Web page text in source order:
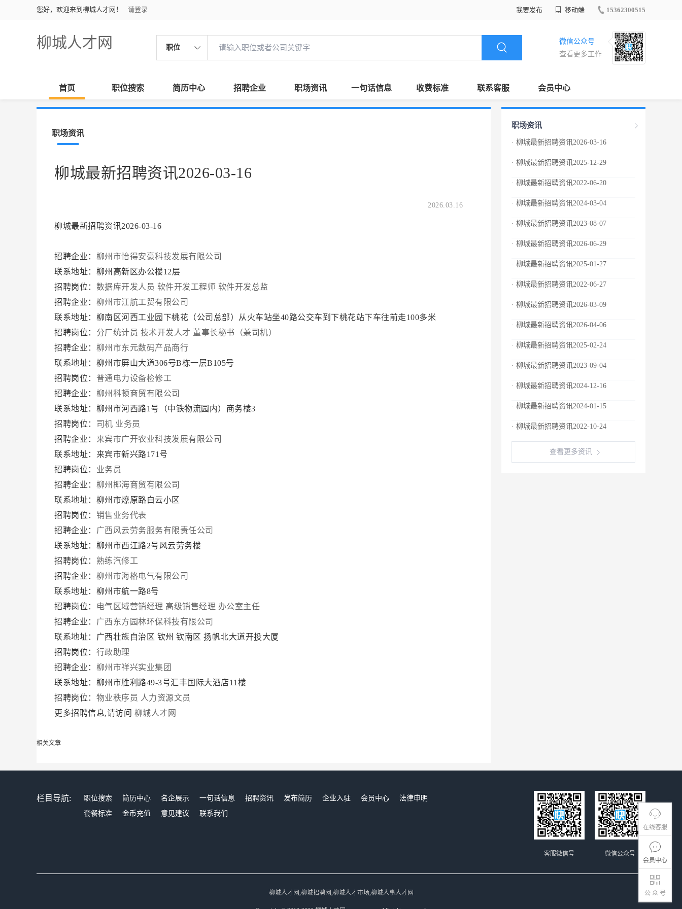
您好，欢迎来到柳城人才网！ 请登录 我要发布 移动端 15362300515
柳城人才网 职位
微信公众号
查看更多工作
首页 职位搜索 简历中心 招聘企业 职场资讯 一句话信息 收费标准 联系客服 会员中心
在线客服
会员中心
公 众 号
职场资讯
柳城最新招聘资讯2026-03-16
2026.03.16
柳城最新招聘资讯2026-03-16
招聘企业： 柳州市怡得安豪科技发展有限公司
联系地址：柳州高新区办公楼12层
招聘岗位： 数据库开发人员 软件开发工程师 软件开发总监
招聘企业： 柳州市江航工贸有限公司
联系地址：柳南区河西工业园下桃花（公司总部）从火车站坐40路公交车到下桃花站下车往前走100多米
招聘岗位： 分厂统计员 技术开发人才 董事长秘书（兼司机）
招聘企业： 柳州市东元数码产品商行
联系地址：柳州市屏山大道306号B栋一层B105号
招聘岗位： 普通电力设备检修工
招聘企业： 柳州科顿商贸有限公司
联系地址：柳州市河西路1号（中铁物流园内）商务楼3
招聘岗位： 司机 业务员
招聘企业： 来宾市广开农业科技发展有限公司
联系地址：来宾市新兴路171号
招聘岗位： 业务员
招聘企业： 柳州椰海商贸有限公司
联系地址：柳州市燎原路白云小区
招聘岗位： 销售业务代表
招聘企业： 广西风云劳务服务有限责任公司
联系地址：柳州市西江路2号风云劳务楼
招聘岗位： 熟练汽修工
招聘企业： 柳州市海格电气有限公司
联系地址：柳州市航一路8号
招聘岗位：
电气区域营销经理 高级销售经理 办公室主任
招聘企业： 广西东方园林环保科技有限公司
联系地址：广西壮族自治区 钦州 钦南区 扬帆北大道开投大厦
招聘岗位： 行政助理
招聘企业： 柳州市祥兴实业集团
联系地址：柳州市胜利路49-3号汇丰国际大酒店11楼
招聘岗位： 物业秩序员 人力资源文员
更多招聘信息,请访问 柳城人才网
相关文章
职场资讯
· 柳城最新招聘资讯2026-03-16
· 柳城最新招聘资讯2025-12-29
· 柳城最新招聘资讯2022-06-20
· 柳城最新招聘资讯2024-03-04
· 柳城最新招聘资讯2023-08-07
· 柳城最新招聘资讯2026-06-29
· 柳城最新招聘资讯2025-01-27
· 柳城最新招聘资讯2022-06-27
· 柳城最新招聘资讯2026-03-09
· 柳城最新招聘资讯2026-04-06
· 柳城最新招聘资讯2025-02-24
· 柳城最新招聘资讯2023-09-04
· 柳城最新招聘资讯2024-12-16
· 柳城最新招聘资讯2024-01-15
· 柳城最新招聘资讯2022-10-24
查看更多资讯
栏目导航: 职位搜索 简历中心 名企展示 一句话信息 招聘资讯 发布简历 企业入驻 会员中心
法律申明
套餐标准
金币充值 意见建议 联系我们
微信公众号
客服微信号
柳城人才网,柳城招聘网,柳城人才市场,柳城人事人才网